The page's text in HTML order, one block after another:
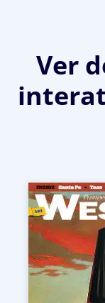
Ver